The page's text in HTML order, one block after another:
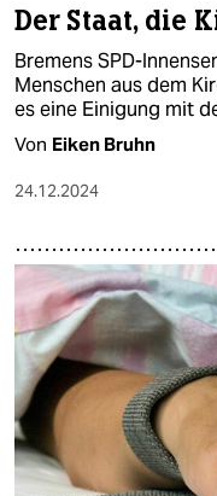
Der Staat, die
Bremens SPD-
Menschen aus dem
es eine Einigung mit
Von Eiken Bruhn
24.12.2024